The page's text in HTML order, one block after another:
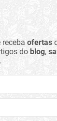
receba ofertas
do blog,